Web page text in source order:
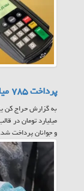
پرداخت ۷۸۵ میلیارد تومان به مادران مشمول کارت امید مهر
میلیارد تومان در
و جوانان پرداخت شد.